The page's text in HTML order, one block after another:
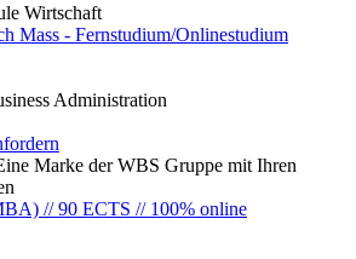
Wirtschaft
Mass - Fernstudium/Onlinestudium
Administration
Marke der WBS Gruppe mit Ihren
// 90 ECTS // 100% online